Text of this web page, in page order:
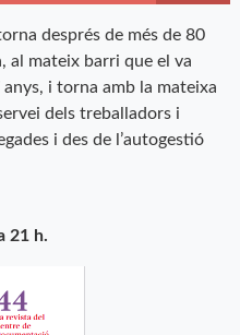
després de més de 80
al mateix barri que el va
i torna amb la mateixa
dels treballadors i
i des de l’autogestió
21 h.